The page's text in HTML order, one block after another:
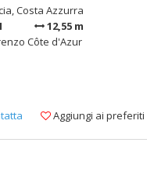
Costa Azzurra
12,55 m
Côte d'Azur
Aggiungi ai preferiti